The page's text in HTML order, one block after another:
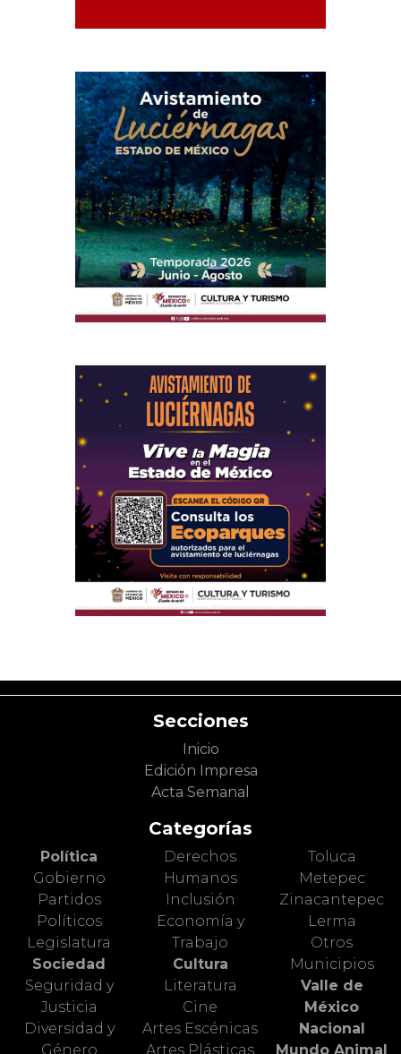
Secciones
Inicio
Edición Impresa
Acta Semanal
Categorías
Política
Gobierno
Partidos
Políticos
Legislatura
Sociedad
Seguridad y
Justicia
Diversidad y
Género
Derechos
Humanos
Inclusión
Economía y
Trabajo
Cultura
Literatura
Cine
Artes Escénicas
Artes Plásticas
Toluca
Metepec
Zinacantepec
Lerma
Otros
Municipios
Valle de
México
Nacional
Mundo Animal